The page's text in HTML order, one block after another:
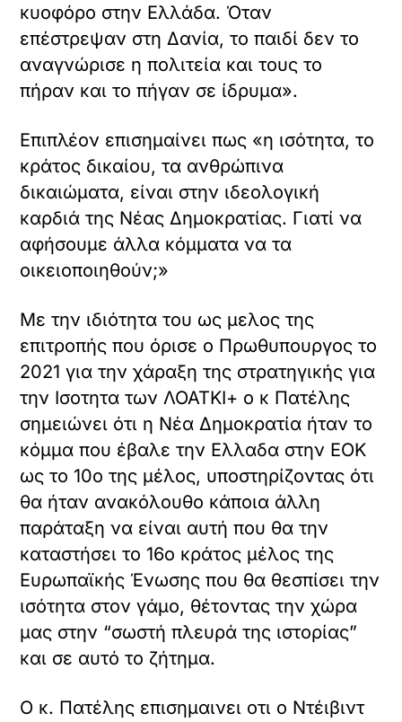
κυοφόρο στην Ελλάδα. Όταν
επέστρεψαν στη Δανία, το παιδί δεν το
αναγνώρισε η πολιτεία και τους το
πήραν και το πήγαν σε ίδρυμα».
Επιπλέον επισημαίνει πως «η ισότητα, το
κράτος δικαίου, τα ανθρώπινα
δικαιώματα, είναι στην ιδεολογική
καρδιά της Νέας Δημοκρατίας. Γιατί να
αφήσουμε άλλα κόμματα να τα
οικειοποιηθούν;»
Με την ιδιότητα του ως μελος της
επιτροπής που όρισε ο Πρωθυπουργος το
2021 για την χάραξη της στρατηγικής για
την Ισοτητα των ΛΟΑΤΚΙ+ ο κ Πατέλης
σημειώνει ότι η Νέα Δημοκρατία ήταν το
κόμμα που έβαλε την Ελλαδα στην ΕΟΚ
ως το 10ο της μέλος, υποστηρίζοντας ότι
θα ήταν ανακόλουθο κάποια άλλη
παράταξη να είναι αυτή που θα την
καταστήσει το 16ο κράτος μέλος της
Ευρωπαϊκής Ένωσης που θα θεσπίσει την
ισότητα στον γάμο, θέτοντας την χώρα
μας στην “σωστή πλευρά της ιστορίας”
και σε αυτό το ζήτημα.
Ο κ. Πατέλης επισημαινει οτι ο Ντέιβιντ